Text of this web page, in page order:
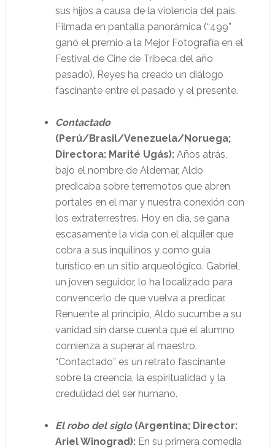
sus hijos a causa de la violencia del país.
Filmada en pantalla panorámica (“499”
ganó el premio a la Mejor Fotografía en el
Festival de Cine de Tribeca del año
pasado), Reyes ha creado un diálogo
fascinante entre el pasado y el presente.
Contactado
(Perú/Brasil/Venezuela/Noruega;
Directora: Marité Ugás): Años atrás,
bajo el nombre de Aldemar, Aldo
predicaba sobre terremotos que abren
portales en el mar y nuestra conexión con
los extraterrestres. Hoy en día, se gana
escasamente la vida con el alquiler que
cobra a sus inquilinos y como guía
turístico en un sitio arqueológico. Gabriel,
un joven seguidor, lo ha localizado para
convencerlo de que vuelva a predicar.
Renuente al principio, Aldo sucumbe a su
vanidad sin darse cuenta qué el alumno
comienza a superar al maestro.
“Contactado” es un retrato fascinante
sobre la creencia, la espiritualidad y la
credulidad del ser humano.
El robo del siglo (Argentina; Director:
Ariel Winograd): En su primera comedia